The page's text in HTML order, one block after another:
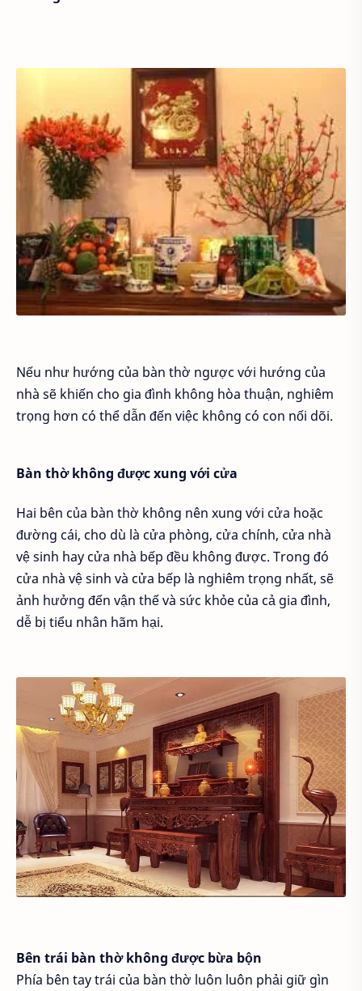
Nếu như hướng của bàn thờ ngược với hướng của
nhà sẽ khiến cho gia đình không hòa thuận, nghiêm
trọng hơn có thể dẫn đến việc không có con nối dõi.
Bàn thờ không được xung với cửa
Hai bên của bàn thờ không nên xung với cửa hoặc
đường cái, cho dù là cửa phòng, cửa chính, cửa nhà
vệ sinh hay cửa nhà bếp đều không được. Trong đó
cửa nhà vệ sinh và cửa bếp là nghiêm trọng nhất, sẽ
ảnh hưởng đến vận thế và sức khỏe của cả gia đình,
dễ bị tiểu nhân hãm hại.
Bên trái bàn thờ không được bừa bộn
Phía bên tay trái của bàn thờ luôn luôn phải giữ gìn